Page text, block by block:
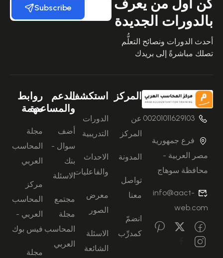
كن أول من يعرف
بالدورات الجديدة
أحدث الدورات ونصائح التعلُّم
تصلك مباشرةً إلى بريدك
Subscribe
00201011629103
فرع جمهورية
مصر العربية -
محافظة سوهاج
info@aact-
web.com
المركز
عن
المركز
المدونة
تواصل
معنا
انضمّ
كمدرِّب
استكشف
الدورات
التدريبية
الاحداث
والفاعليات
معرض
الصور
الاسئلة
الشائعة
الدعم
والمساعدة
أضف
سوال -
بنك
الاسئلة
مجتمع
مجلة
المحاسب
العربي
روابط
مهمة
مجلة
المحاسب
العربي
مركز
المحاسب
العربي -
فيس بوك
مجلة